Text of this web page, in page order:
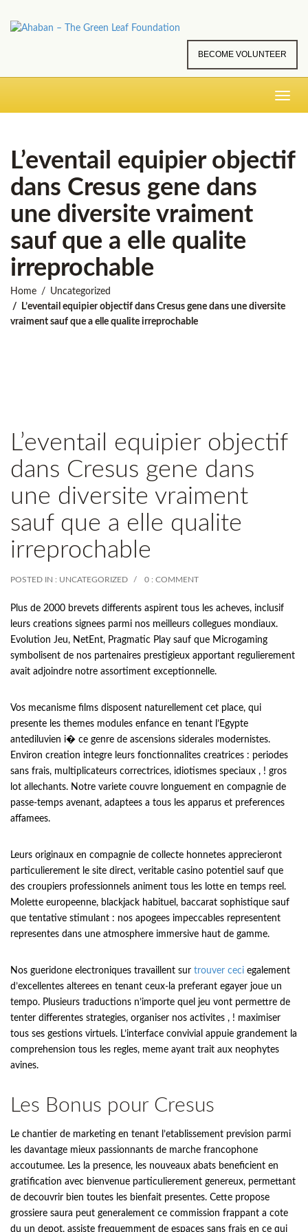
BECOME VOLUNTEER
Toggle
L’eventail equipier objectif
dans Cresus gene dans
une diversite vraiment
sauf que a elle qualite
irreprochable
Home
Uncategorized
L’eventail equipier objectif dans Cresus gene dans une diversite
vraiment sauf que a elle qualite irreprochable
L’eventail equipier objectif
dans Cresus gene dans
une diversite vraiment
sauf que a elle qualite
irreprochable
POSTED IN : UNCATEGORIZED 0 : COMMENT
Plus de 2000 brevets differents aspirent tous les acheves, inclusif
leurs creations signees parmi nos meilleurs collegues mondiaux.
Evolution Jeu, NetEnt, Pragmatic Play sauf que Microgaming
symbolisent de nos partenaires prestigieux apportant regulierement
avait adjoindre notre assortiment exceptionnelle.
Vos mecanisme films disposent naturellement cet place, qui
presente les themes modules enfance en tenant l’Egypte
antediluvien i� ce genre de ascensions siderales modernistes.
Environ creation integre leurs fonctionnalites creatrices : periodes
sans frais, multiplicateurs correctrices, idiotismes speciaux , ! gros
lot allechants. Notre variete couvre longuement en compagnie de
passe-temps avenant, adaptees a tous les apparus et preferences
affamees.
Leurs originaux en compagnie de collecte honnetes apprecieront
particulierement le site direct, veritable casino potentiel sauf que
des croupiers professionnels animent tous les lotte en temps reel.
Molette europeenne, blackjack habituel, baccarat sophistique sauf
que tentative stimulant : nos apogees impeccables representent
representes dans une atmosphere immersive haut de gamme.
Nos gueridone electroniques travaillent sur trouver ceci egalement
d’excellentes alterees en tenant ceux-la preferant egayer joue un
tempo. Plusieurs traductions n’importe quel jeu vont permettre de
tenter differentes strategies, organiser nos activites , ! maximiser
tous ses gestions virtuels. L’interface convivial appuie grandement la
comprehension tous les regles, meme ayant trait aux neophytes
avines.
Les Bonus pour Cresus
Le chantier de marketing en tenant l’etablissement prevision parmi
les davantage mieux passionnants de marche francophone
accoutumee. Les la presence, les nouveaux abats beneficient en
gratification avec bienvenue particulierement genereux, permettant
de decouvrir bien toutes les bienfait presentes. Cette propose
grossiere saura peut generalement ce commission frappant a cote
du un depot, assiste frequemment de espaces sans frais en ce qui